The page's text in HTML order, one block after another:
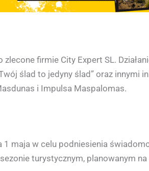
firmie City Expert SL.
ślad to jedyny ślad” oraz innymi
i Impulsa Maspalomas.
1 maja w celu podniesienia
turystycznym, planowanym na